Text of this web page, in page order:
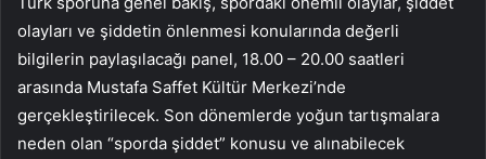
olayları ve şiddetin önlenmesi konularında değerli
bilgilerin paylaşılacağı panel, 18.00 – 20.00 saatleri
arasında Mustafa Saffet Kültür Merkezi’nde
gerçekleştirilecek. Son dönemlerde yoğun tartışmalara
neden olan “sporda şiddet” konusu ve alınabilecek